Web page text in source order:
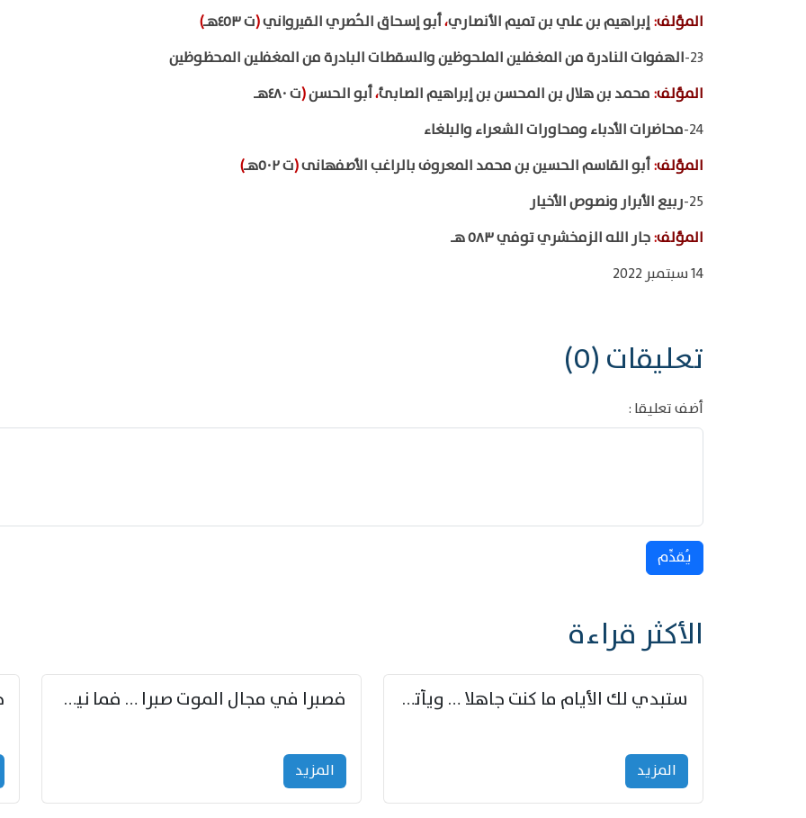
المؤلف:إبراهيم بن علي بن تميم الأنصاري،أبو إسحاق الحُصري القيرواني(ت ٤٥٣هـ
)
23- الهفوات النادرة من المغفلين الملحوظين والسقطات البادرة من المغفلين المحظوظين
المؤلف: محمد بن هلال بن المحسن بن إبراهيم الصابئ،أبو الحسن(ت ٤٨٠هـ
24- محاضرات الأدباء ومحاورات الشعراء والبلغاء
المؤلف:أبو القاسم الحسين بن محمد المعروف بالراغب الأصفهانى(ت ٥٠٢هـ
)
25- ربيع الأبرار ونصوص الأخيار
المؤلف:جار الله الزمخشري توفي ٥٨٣ هـ
14 سبتمبر 2022
تعليقات (0)
أضف تعليقا :
يُقدِّم
الأكثر قراءة
ستبدي لك الأيام ما كنت جاهلا … ويأتيك بالأخبار من لم تزوّد
المزید
فصبرا في مجال الموت صبرا … فما نيل الخلود بمستطاع
المزید